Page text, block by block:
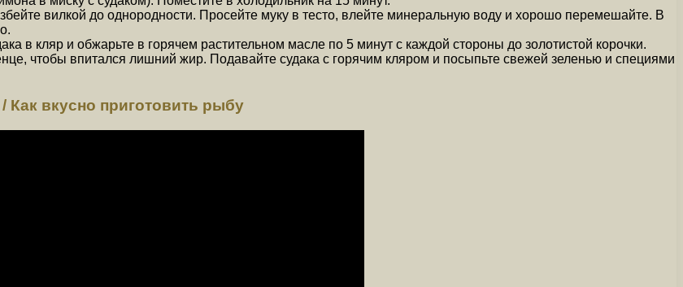
вилкой до однородности. Просейте муку в тесто, влейте минеральную воду и хорошо перемешайте. В
в кляр и обжарьте в горячем растительном масле по 5 минут с каждой стороны до золотистой корочки.
чтобы впитался лишний жир. Подавайте судака с горячим кляром и посыпьте свежей зеленью и специями
вкусно приготовить рыбу